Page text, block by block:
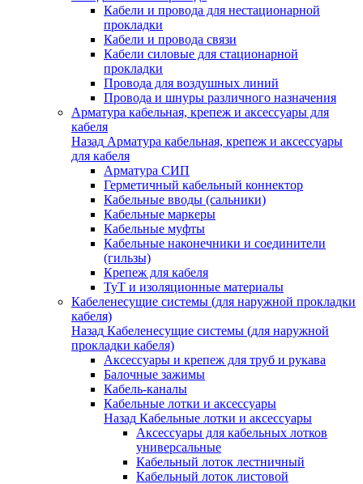
Кабели и провода для нестационарной
прокладки
Кабели и провода связи
Кабели силовые для стационарной
прокладки
Провода для воздушных линий
Провода и шнуры различного назначения
Арматура кабельная, крепеж и аксессуары для
кабеля
Назад Арматура кабельная, крепеж и аксессуары
для кабеля
Арматура СИП
Герметичный кабельный коннектор
Кабельные вводы (сальники)
Кабельные маркеры
Кабельные муфты
Кабельные наконечники и соединители
(гильзы)
Крепеж для кабеля
ТуТ и изоляционные материалы
Кабеленесущие системы (для наружной прокладки
кабеля)
Назад Кабеленесущие системы (для наружной
прокладки кабеля)
Аксессуары и крепеж для труб и рукава
Балочные зажимы
Кабель-каналы
Кабельные лотки и аксессуары
Назад Кабельные лотки и аксессуары
Аксессуары для кабельных лотков
универсальные
Кабельный лоток лестничный
Кабельный лоток листовой